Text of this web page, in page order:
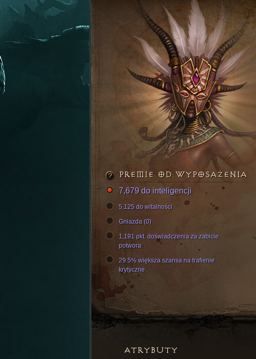
PREMIE OD WYPOSAŻENIA
7,679 do inteligencji
5,125 do witalności
Gniazda (0)
1,191 pkt. doświadczenia za zabicie
potwora
29.5% większa szansa na trafienie
krytyczne
ATRYBUTY